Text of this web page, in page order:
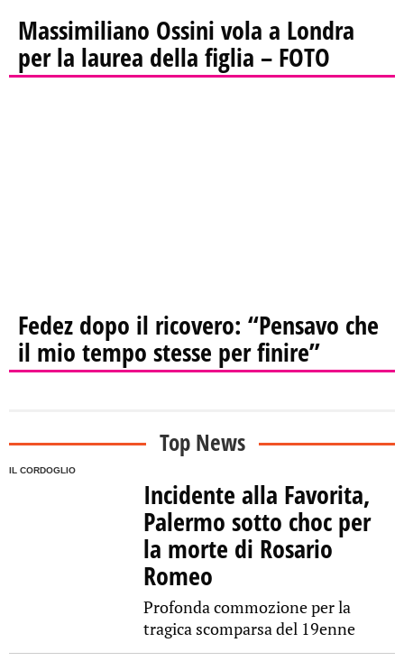
Massimiliano Ossini vola a Londra
per la laurea della figlia – FOTO
Fedez dopo il ricovero: “Pensavo che
il mio tempo stesse per finire”
Top News
IL CORDOGLIO
Incidente alla Favorita,
Palermo sotto choc per
la morte di Rosario
Romeo
Profonda commozione per la
tragica scomparsa del 19enne